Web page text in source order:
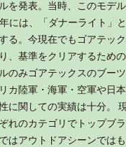
を発表。当時、このモデ
には、「ダナーライト」
る。今現在でもゴアテッ
、基準をクリアするため
のみゴアテックスのブー
カ陸軍・海軍・空軍や日
に関しての実績は十分。
れのカテゴリでトップブ
はアウトドアシーンでは